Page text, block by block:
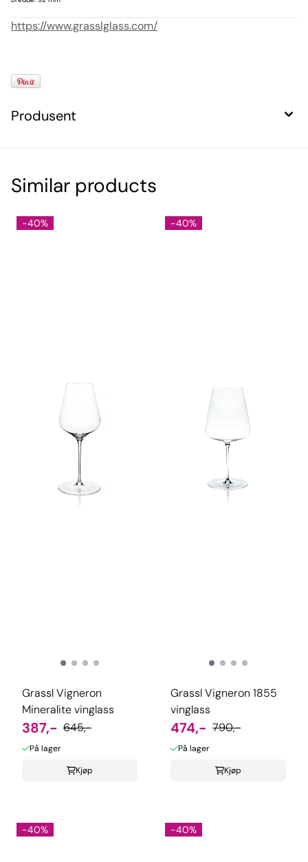
https://www.grasslglass.com/
Produsent
Similar products
-40%
Grassl Vigneron
Mineralite vinglass
387,- 645,-
På lager
Kjøp
-40%
Grassl Vigneron 1855
vinglass
474,- 790,-
På lager
Kjøp
-40% -40%